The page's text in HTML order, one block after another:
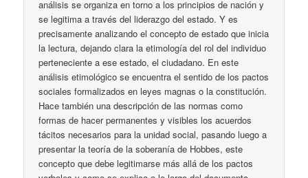
análisis se organiza en torno a los principios de nación y
se legitima a través del liderazgo del estado. Y es
precisamente analizando el concepto de estado que inicia
la lectura, dejando clara la etimología del rol del individuo
perteneciente a ese estado, el ciudadano. En este
análisis etimológico se encuentra el sentido de los pactos
sociales formalizados en leyes magnas o la constitución.
Hace también una descripción de las normas como
formas de hacer permanentes y visibles los acuerdos
tácitos necesarios para la unidad social, pasando luego a
presentar la teoría de la soberanía de Hobbes, este
concepto que debe legitimarse más allá de los pactos